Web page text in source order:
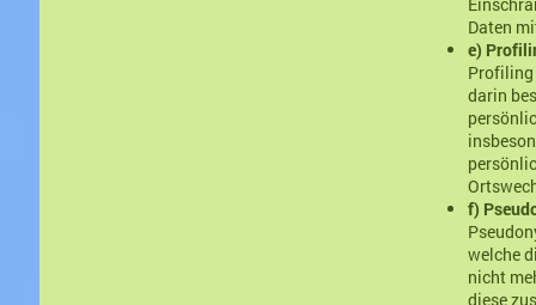
Daten
e)
Profiling
darin
f)
welche
nicht
diese